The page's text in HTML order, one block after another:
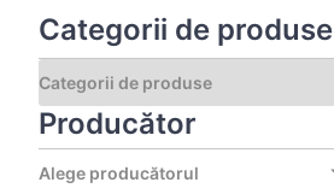
Categorii de produse
Producător
Alege producătorul